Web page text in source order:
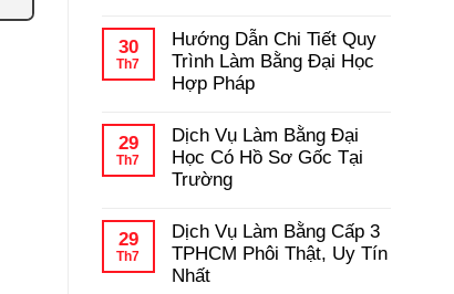
3
Hợp
Pháp
Bằng
Trung
Cấp
Hợp
Gốc
Chuẩn
bình
luận
ở
Dịch
Bằng
Cao
Đẳng
Hợp
Phôi
Thật
30
Th7
Hướng Dẫn Chi Tiết Quy
Trình Làm Bằng Đại Học
Hợp Pháp
bình
luận
ở
Hướng
Tiết
Quy
Trình
Làm
29
Th7
Dịch Vụ Làm Bằng Đại
Học Có Hồ Sơ Gốc Tại
Trường
bình
luận
ở
Dịch
29
Th7
Dịch Vụ Làm Bằng Cấp 3
TPHCM Phôi Thật, Uy Tín
Nhất